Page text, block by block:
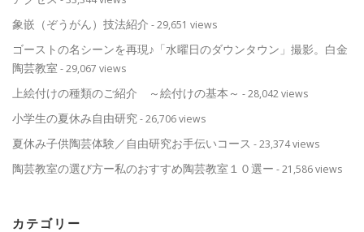
象嵌（ぞうがん）技法紹介 - 29,651 views
ゴーストの名シーンを再現♪「水曜日のダウンタウン」撮影。白金
陶芸教室 - 29,067 views
上絵付けの種類のご紹介 ～絵付けの基本～ - 28,042 views
小学生の夏休み自由研究- 26,706 views
夏休み子供陶芸体験／自由研究お手伝いコース - 23,374 views
陶芸教室の選び方ー私のおすすめ陶芸教室１０選ー - 21,586 views
カテゴリー